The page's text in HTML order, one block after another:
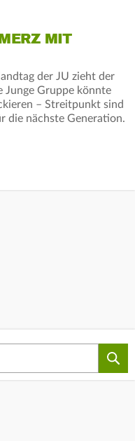
MIT
der JU zieht der
Junge Gruppe könnte
– Streitpunkt sind
die nächste Generation.